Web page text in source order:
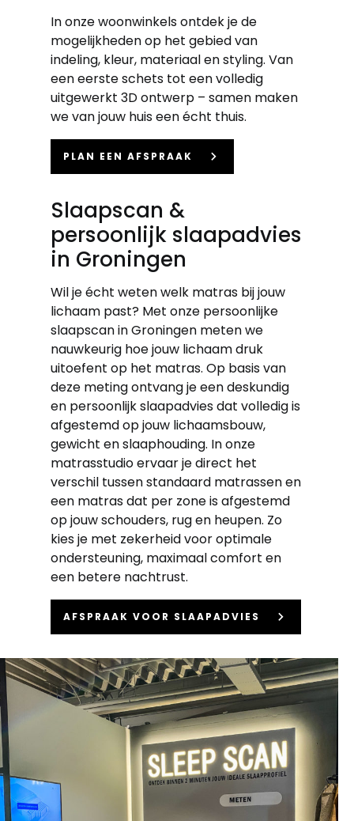
In onze woonwinkels ontdek je de
mogelijkheden op het gebied van
indeling, kleur, materiaal en styling. Van
een eerste schets tot een volledig
uitgewerkt 3D ontwerp – samen maken
we van jouw huis een écht thuis.
PLAN EEN AFSPRAAK keyboard_arrow_right
Slaapscan &
persoonlijk slaapadvies
in Groningen
Wil je écht weten welk matras bij jouw
lichaam past? Met onze persoonlijke
slaapscan in Groningen meten we
nauwkeurig hoe jouw lichaam druk
uitoefent op het matras. Op basis van
deze meting ontvang je een deskundig
en persoonlijk slaapadvies dat volledig is
afgestemd op jouw lichaamsbouw,
gewicht en slaaphouding. In onze
matrasstudio ervaar je direct het
verschil tussen standaard matrassen en
een matras dat per zone is afgestemd
op jouw schouders, rug en heupen. Zo
kies je met zekerheid voor optimale
ondersteuning, maximaal comfort en
een betere nachtrust.
AFSPRAAK VOOR SLAAPADVIES keyboard_arrow_right